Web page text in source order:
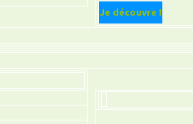
Je découvre !